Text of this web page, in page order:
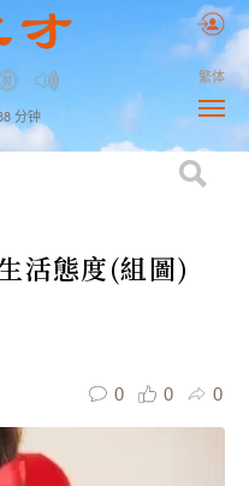
分钟
繁体
活態度(組圖)
0 0 0